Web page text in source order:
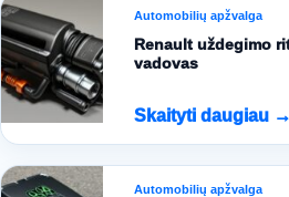
Automobilių apžvalga
Renault uždegimo
vadovas
Skaityti daugiau →
Automobilių apžvalga